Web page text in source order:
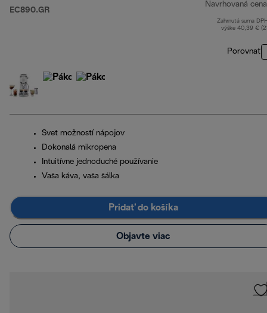
EC890.GR
Navrhovaná cena
Zahrnutá suma
výške 40,39 €
Porovnať
Svet možností nápojov
Dokonalá mikropena
Intuitívne jednoduché používanie
Vaša káva, vaša šálka
Pridať do košíka
Objavte viac